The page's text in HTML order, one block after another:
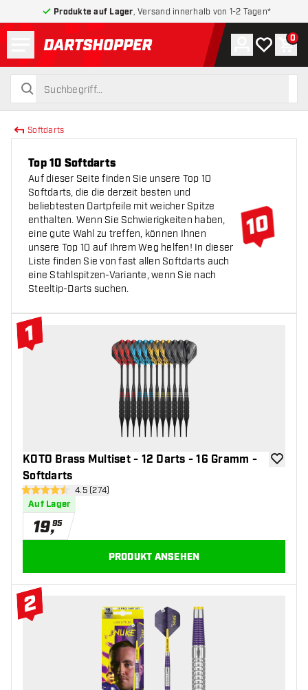
Produkte auf Lager , Versand innerhalb von 1-2 Tagen*
zurück zur Startseite
suchen
suchen
Konto
Meine 0
Softdarts
Top 10 Softdarts
Auf dieser Seite finden Sie unsere Top 10
Softdarts, die die derzeit besten und
beliebtesten Dartpfeile mit weicher Spitze
enthalten. Wenn Sie Schwierigkeiten haben,
eine gute Wahl zu treffen, können Ihnen
unsere Top 10 auf Ihrem Weg helfen! In dieser
Liste finden Sie von fast allen Softdarts auch
eine Stahlspitzen-Variante, wenn Sie nach
Steeltip-Darts suchen.
1
#1 Top 10
KOTO Brass Multiset - 12 Darts - 16 Gramm -
Softdarts
Bewertungsbereich öffnen
4.5 Bewertungssterne
4.5 (274)
Auf Lager
Zur
19,95
PRODUKT ANSEHEN
2
#2 Top 10